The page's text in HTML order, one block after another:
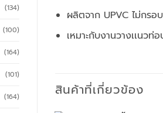
(134)
(100)
(164)
(101)
(164)
ผลิตจาก UPVC ไม่กรอ
เหมาะกับงานวางเเนวท่
สินค้าที่เกี่ยวข้อง